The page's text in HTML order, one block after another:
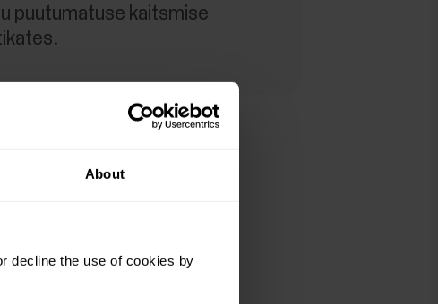
About
decline the use of cookies by
puutumatuse kaitsmise